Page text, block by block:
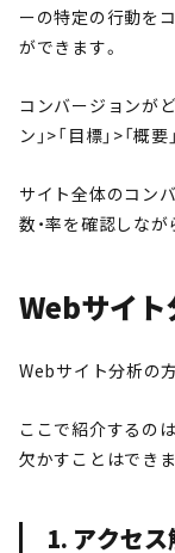
ーの特定の行動を
ができます。
コンバージョンが
ン」>「目標」>「概
サイト全体のコン
数・率を確認しな
Webサイ
Webサイト分析の
ここで紹介するの
欠かすことはでき
1. アクセス